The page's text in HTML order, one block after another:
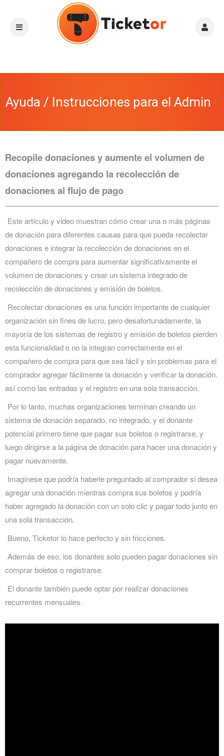
Ayuda / Instrucciones para el Admin
Recopile donaciones y aumente el volumen de
donaciones agregando la recolección de
donaciones al flujo de pago
Este artículo y video muestran cómo crear una o más páginas
de donación para diferentes causas para que pueda recolectar
donaciones e integrar la recolección de donaciones en el
compañero de compra para aumentar significativamente el
volumen de donaciones y crear un sistema integrado de
recolección de donaciones y emisión de boletos.
Recolectar donaciones es una función importante de cualquier
organización sin fines de lucro, pero desafortunadamente, la
mayoría de los sistemas de registro y emisión de boletos pierden
esta funcionalidad o no la integran correctamente en el
compañero de compra para que sea fácil y sin problemas para el
comprador agregar fácilmente la donación y verificar la donación.
así como las entradas y el registro en una sola transacción.
Por lo tanto, muchas organizaciones terminan creando un
sistema de donación separado, no integrado, y el donante
potencial primero tiene que pagar sus boletos o registrarse, y
luego dirigirse a la página de donación para hacer una donación y
pagar nuevamente.
Imagínese que podría haberle preguntado al comprador si desea
agregar una donación mientras compra sus boletos y podría
haber agregado la donación con un solo clic y pagar todo junto en
una sola transacción.
Bueno, Ticketor lo hace perfecto y sin fricciones.
Además de eso, los donantes solo pueden pagar donaciones sin
comprar boletos o registrarse.
El donante también puede optar por realizar donaciones
recurrentes mensuales.